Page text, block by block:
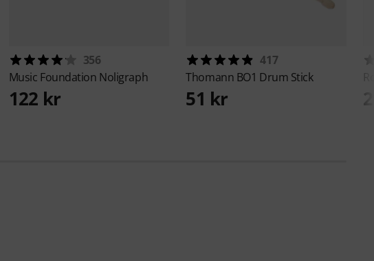
356
Music Foundation Noligraph
122 kr
417
Thomann BO1 Drum Stick
51 kr